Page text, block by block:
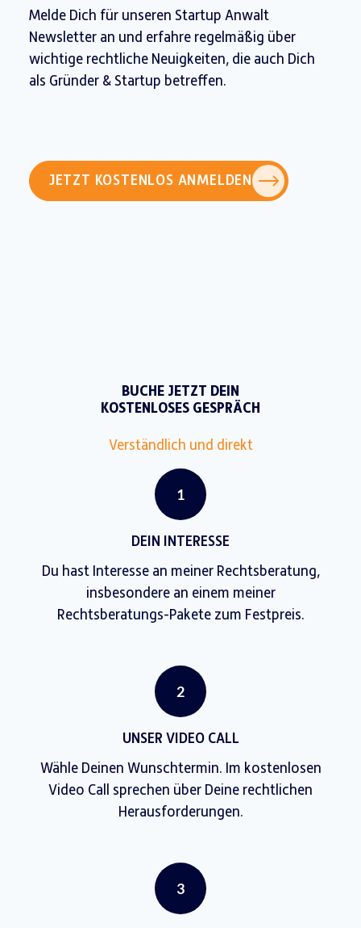
Melde Dich für unseren Startup Anwalt
Newsletter an und erfahre regelmäßig über
wichtige rechtliche Neuigkeiten, die auch Dich
als Gründer & Startup betreffen.
JETZT KOSTENLOS ANMELDEN
BUCHE JETZT DEIN
KOSTENLOSES GESPRÄCH
Verständlich und direkt
1
DEIN INTERESSE
Du hast Interesse an meiner Rechtsberatung,
insbesondere an einem meiner
Rechtsberatungs-Pakete zum Festpreis.
2
UNSER VIDEO CALL
Wähle Deinen Wunschtermin. Im kostenlosen
Video Call sprechen über Deine rechtlichen
Herausforderungen.
3